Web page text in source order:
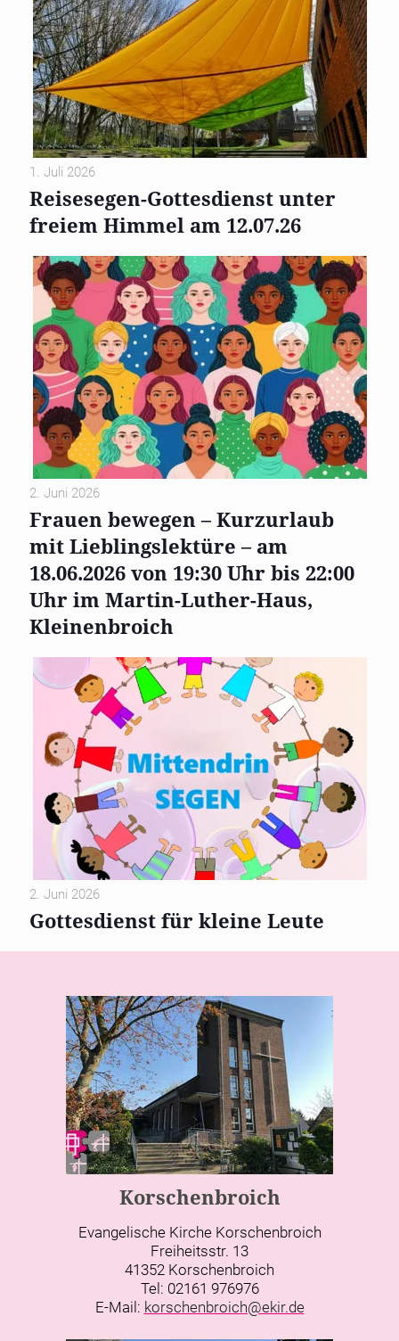
1. Juli 2026
Reisesegen-Gottesdienst unter
freiem Himmel am 12.07.26
2. Juni 2026
Frauen bewegen – Kurzurlaub
mit Lieblingslektüre – am
18.06.2026 von 19:30 Uhr bis 22:00
Uhr im Martin-Luther-Haus,
Kleinenbroich
2. Juni 2026
Gottesdienst für kleine Leute
Korschenbroich
Evangelische Kirche Korschenbroich
Freiheitsstr. 13
41352 Korschenbroich
Tel: 02161 976976
E-Mail: korschenbroich@ekir.de